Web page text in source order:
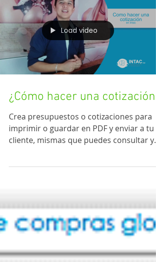
Load video
¿Cómo hacer una cotización?
Crea presupuestos o cotizaciones para
imprimir o guardar en PDF y enviar a tu
cliente, mismas que puedes consultar y